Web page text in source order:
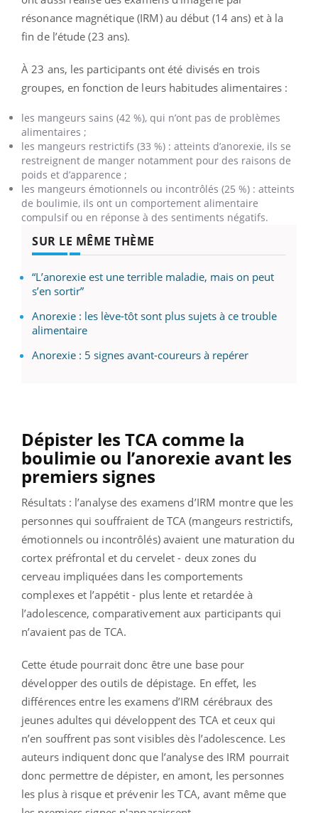
résonance magnétique (IRM) au début (14 ans) et à la
fin de l’étude (23 ans).
À 23 ans, les participants ont été divisés en trois
groupes, en fonction de leurs habitudes alimentaires :
les mangeurs sains (42 %), qui n’ont pas de problèmes
alimentaires ;
les mangeurs restrictifs (33 %) : atteints d’anorexie, ils se
restreignent de manger notamment pour des raisons de
poids et d’apparence ;
les mangeurs émotionnels ou incontrôlés (25 %) : atteints
de boulimie, ils ont un comportement alimentaire
compulsif ou en réponse à des sentiments négatifs.
SUR LE MÊME THÈME
“L’anorexie est une terrible maladie, mais on peut
s’en sortir”
Anorexie : les lève-tôt sont plus sujets à ce trouble
alimentaire
Anorexie : 5 signes avant-coureurs à repérer
Dépister les TCA comme la
boulimie ou l’anorexie avant les
premiers signes
Résultats : l’analyse des examens d’IRM montre que les
personnes qui souffraient de TCA (mangeurs restrictifs,
émotionnels ou incontrôlés) avaient une maturation du
cortex préfrontal et du cervelet - deux zones du
cerveau impliquées dans les comportements
complexes et l’appétit - plus lente et retardée à
l’adolescence, comparativement aux participants qui
n’avaient pas de TCA.
Cette étude pourrait donc être une base pour
développer des outils de dépistage. En effet, les
différences entre les examens d’IRM cérébraux des
jeunes adultes qui développent des TCA et ceux qui
n’en souffrent pas sont visibles dès l’adolescence. Les
auteurs indiquent donc que l’analyse des IRM pourrait
donc permettre de dépister, en amont, les personnes
les plus à risque et prévenir les TCA, avant même que